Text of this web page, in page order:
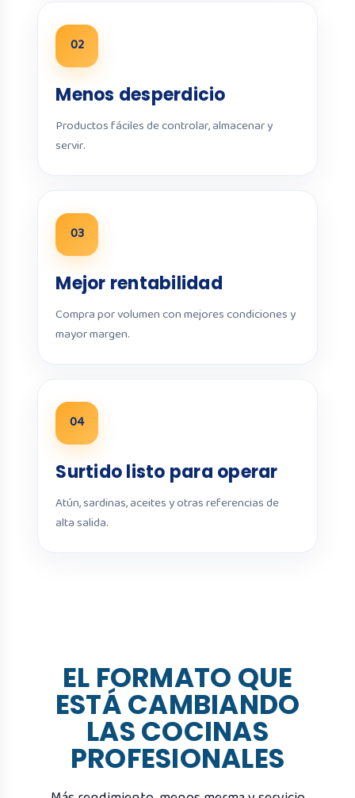
02
Menos desperdicio
Productos fáciles de controlar, almacenar y
servir.
03
Mejor rentabilidad
Compra por volumen con mejores condiciones y
mayor margen.
04
Surtido listo para operar
Atún, sardinas, aceites y otras referencias de
alta salida.
EL FORMATO QUE
ESTÁ CAMBIANDO
LAS COCINAS
PROFESIONALES